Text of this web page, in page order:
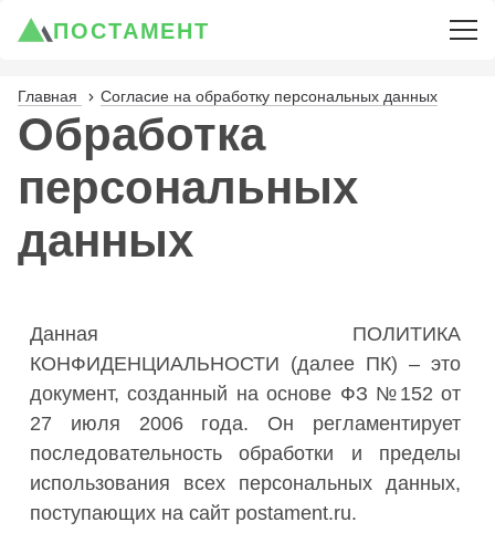
ПОСТАМЕНТ
Главная Согласие на обработку персональных данных
Обработка
персональных
данных
Данная ПОЛИТИКА
КОНФИДЕНЦИАЛЬНОСТИ (далее ПК) – это
документ, созданный на основе ФЗ №152 от
27 июля 2006 года. Он регламентирует
последовательность обработки и пределы
использования всех персональных данных,
поступающих на сайт postament.ru.